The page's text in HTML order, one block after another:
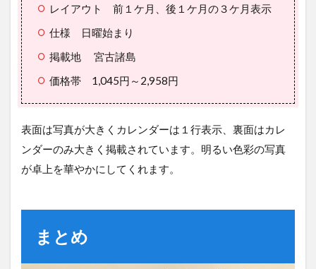
レイアウト 前１ケ月、後１ケ月の３ケ月表示
仕様 日曜始まり
掲載地 宮古諸島
価格帯 1,045円～2,958円
表面は写真が大きくカレンダーは１行表示、裏面はカレ
ンダーのみ大きく掲載されています。明るい色彩の写真
が卓上を華やかにしてくれます。
まとめ